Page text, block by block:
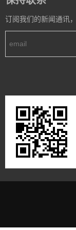
订阅我们的新闻通讯